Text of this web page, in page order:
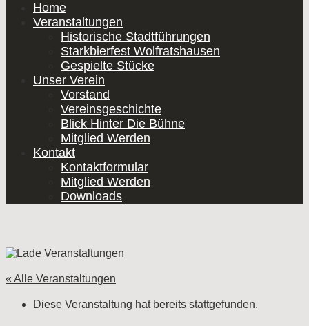
Home
Veranstaltungen
Historische Stadtführungen
Starkbierfest Wolfratshausen
Gespielte Stücke
Unser Verein
Vorstand
Vereinsgeschichte
Blick Hinter Die Bühne
Mitglied Werden
Kontakt
Kontaktformular
Mitglied Werden
Downloads
« Alle Veranstaltungen
Diese Veranstaltung hat bereits stattgefunden.